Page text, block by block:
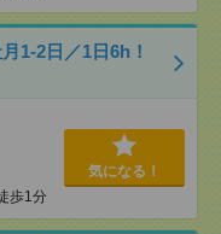
1-2日／1日6h！
歩1分
気になる！